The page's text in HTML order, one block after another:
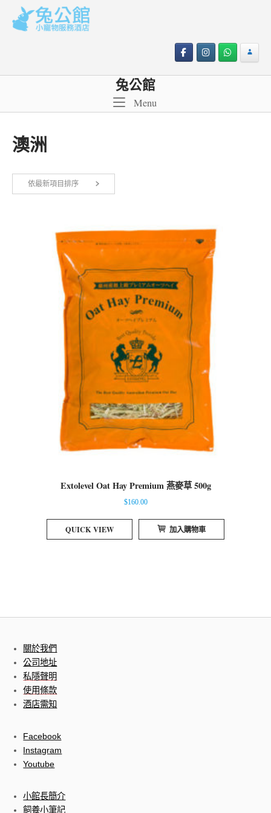
content
兔公館
MenuMenu
澳洲
依最新項目排序
Extolevel Oat Hay Premium 燕麥草 500g
$160.00
QUICK VIEW 加入購物車
關於我們
公司地址
私隱聲明
使用條款
酒店需知
Facebook
Instagram
Youtube
小館長簡介
飼養小筆記